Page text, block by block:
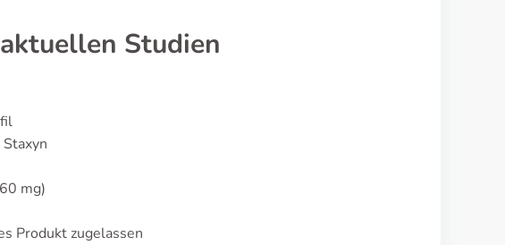
Studien
mg)
Produkt zugelassen